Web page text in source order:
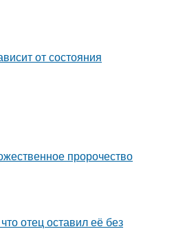
от состояния
пророчество
отец оставил её без